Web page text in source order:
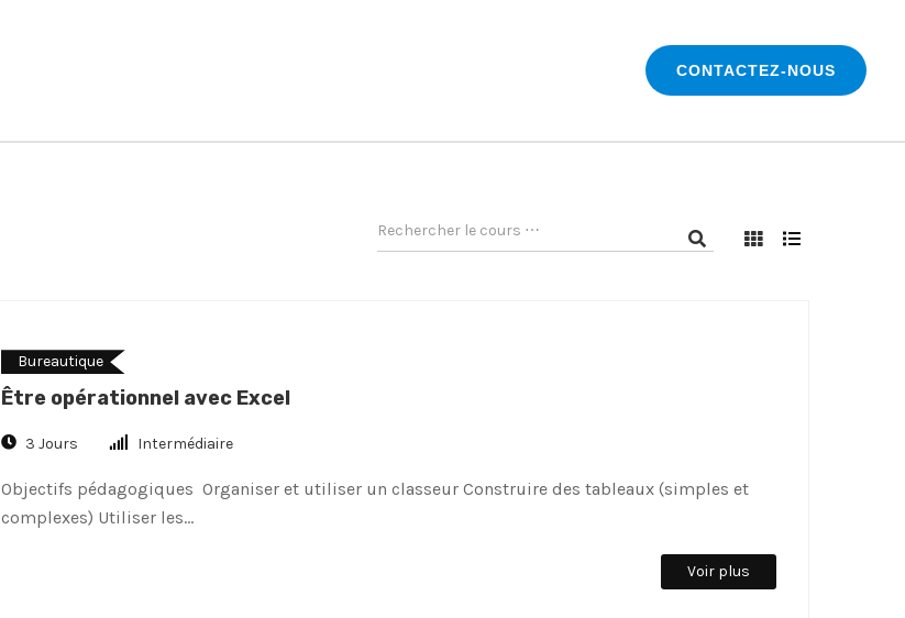
CONTACTEZ-NOUS
Bureautique
Être opérationnel avec Excel
3 Jours Intermédiaire
Objectifs pédagogiques Organiser et utiliser un classeur Construire des tableaux (simples et
complexes) Utiliser les…
Voir plus